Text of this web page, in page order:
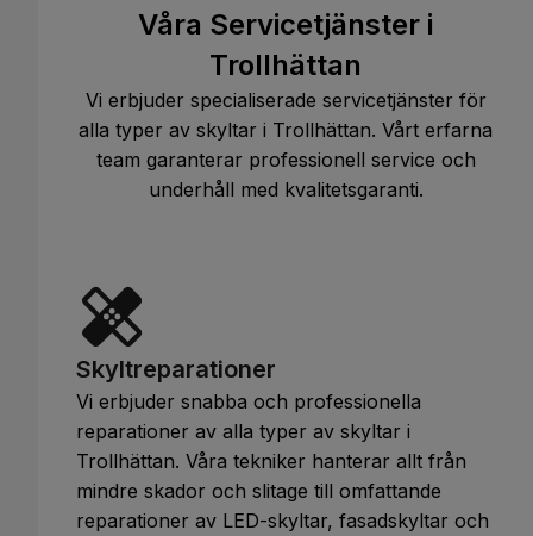
Våra Servicetjänster i
Trollhättan
Vi erbjuder specialiserade servicetjänster för
alla typer av skyltar i Trollhättan. Vårt erfarna
team garanterar professionell service och
underhåll med kvalitetsgaranti.
Skyltreparationer
Vi erbjuder snabba och professionella
reparationer av alla typer av skyltar i
Trollhättan. Våra tekniker hanterar allt från
mindre skador och slitage till omfattande
reparationer av LED-skyltar, fasadskyltar och